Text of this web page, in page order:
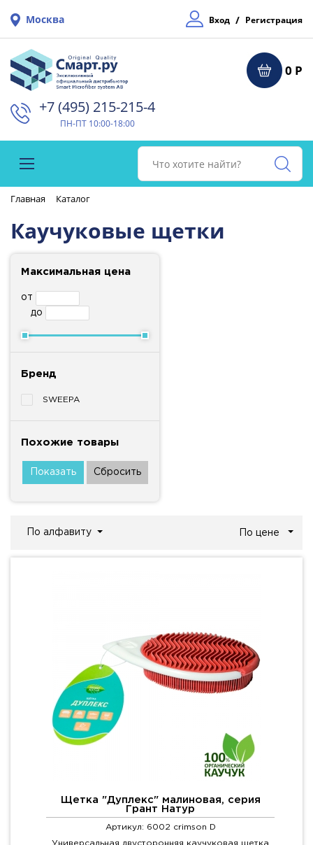
Москва Вход / Регистрация
0 Р
+7 (495) 215-215-4⁠
ПН-ПТ 10:00-18:00
Главная Каталог
Каучуковые щетки
Максимальная цена
от
до
Бренд
SWEEPA
Похожие товары
По алфавиту По цене
Щетка "Дуплекс" малиновая, серия
Грант Натур
Артикул: 6002 crimson D
Универсальная двусторонняя каучуковая щетка